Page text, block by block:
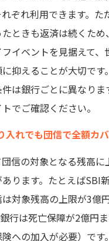
ぞれ利用できます。た
ときも返済は続くため
イベントを見据えて、
抑えることが大切です
は銀行ごとに異なり
でご確認ください。
入れでも団信で全額カ
信の対象となる残高
ります。たとえばSBI
対象残高の上限が3億
行は死亡保障が2億円
への加入が必要）です